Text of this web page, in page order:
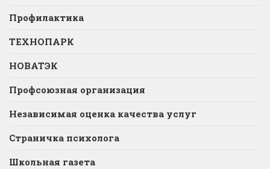
Профилактика
ТЕХНОПАРК
НОВАТЭК
Профсоюзная организация
Независимая оценка качества услуг
Страничка психолога
Школьная газета